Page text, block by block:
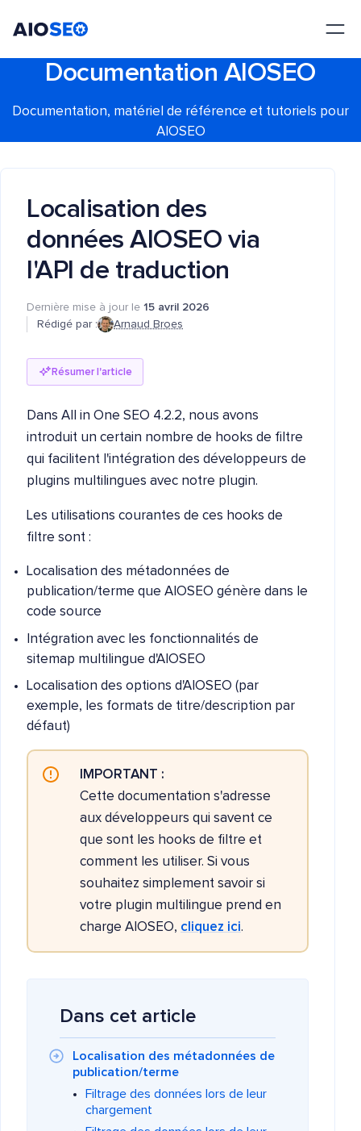
Documentation AIOSEO
Documentation, matériel de référence et tutoriels pour
AIOSEO
Localisation des
données AIOSEO via
l'API de traduction
Dernière mise à jour le 15 avril 2026
Rédigé par :
Arnaud Broes
Résumer l'article
Dans All in One SEO 4.2.2, nous avons
introduit un certain nombre de hooks de filtre
qui facilitent l'intégration des développeurs de
plugins multilingues avec notre plugin.
Les utilisations courantes de ces hooks de
filtre sont :
Localisation des métadonnées de
publication/terme que AIOSEO génère dans le
code source
Intégration avec les fonctionnalités de
sitemap multilingue d'AIOSEO
Localisation des options d'AIOSEO (par
exemple, les formats de titre/description par
défaut)
IMPORTANT :
Cette documentation s'adresse
aux développeurs qui savent ce
que sont les hooks de filtre et
comment les utiliser. Si vous
souhaitez simplement savoir si
votre plugin multilingue prend en
charge AIOSEO, cliquez ici.
Dans cet article
Localisation des métadonnées de
publication/terme
Filtrage des données lors de leur
chargement